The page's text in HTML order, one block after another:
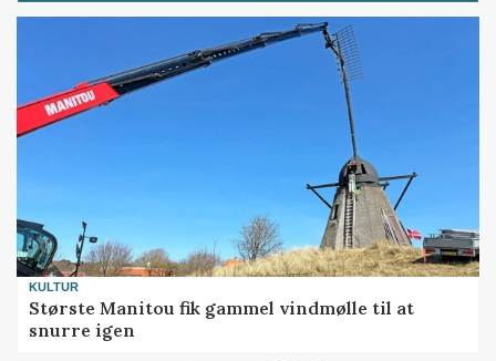
KULTUR
Største Manitou fik gammel vindmølle til at
snurre igen